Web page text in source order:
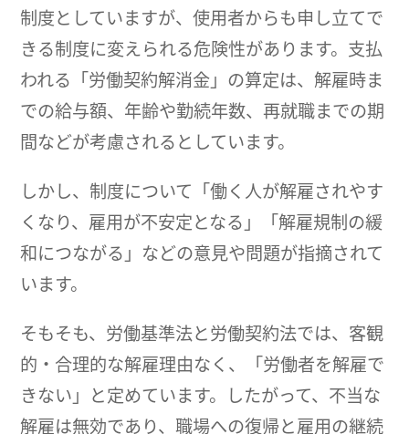
制度としていますが、使用者からも申し立てで
きる制度に変えられる危険性があります。支払
われる「労働契約解消金」の算定は、解雇時ま
での給与額、年齢や勤続年数、再就職までの期
間などが考慮されるとしています。
しかし、制度について「働く人が解雇されやす
くなり、雇用が不安定となる」「解雇規制の緩
和につながる」などの意見や問題が指摘されて
います。
そもそも、労働基準法と労働契約法では、客観
的・合理的な解雇理由なく、「労働者を解雇で
きない」と定めています。したがって、不当な
解雇は無効であり、職場への復帰と雇用の継続